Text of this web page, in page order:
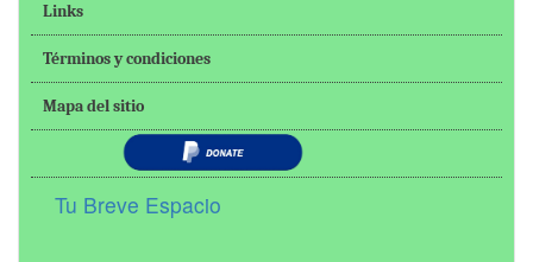
Links
Términos y condiciones
Mapa del sitio
Tu Breve Espacio